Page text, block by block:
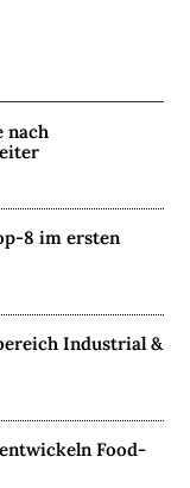
nach
8 im ersten
Industrial &
Food-